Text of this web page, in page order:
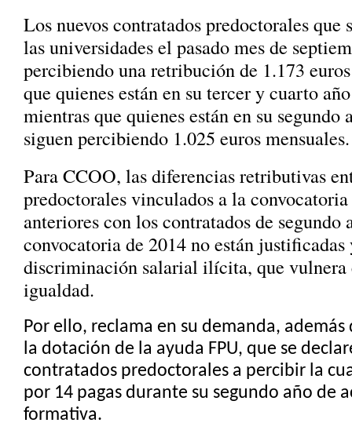
Los nuevos contratados predoctorales que
las universidades el pasado mes de
percibiendo una retribución de 1.173
que quienes están en su tercer y cuarto
mientras que quienes están en su segundo
siguen percibiendo 1.025 euros mensuales.
Para CCOO, las diferencias retributivas
predoctorales vinculados a la
anteriores con los contratados de segundo
convocatoria de 2014 no están
discriminación salarial ilícita, que
igualdad.
Por ello, reclama en su demanda,
la dotación de la ayuda FPU, que se
contratados predoctorales a percibir la
por 14 pagas durante su segundo año de
formativa.